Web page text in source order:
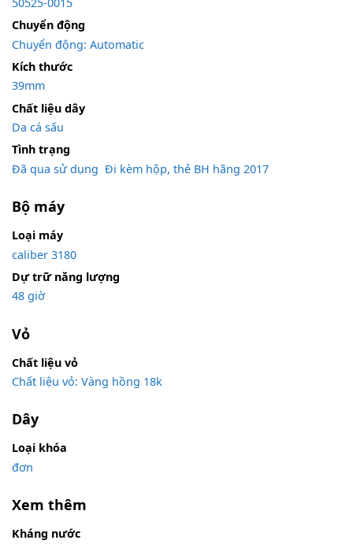
Chuyển động
Chuyển động: Automatic
Kích thước
39mm
Chất liệu dây
Da cá sấu
Tình trạng
Đã qua sử dụng Đi kèm hộp, thẻ BH hãng 2017
Bộ máy
Loại máy
caliber 3180
Dự trữ năng lượng
48 giờ
Vỏ
Chất liệu vỏ
Chất liệu vỏ: Vàng hồng 18k
Dây
Loại khóa
đơn
Xem thêm
Kháng nước